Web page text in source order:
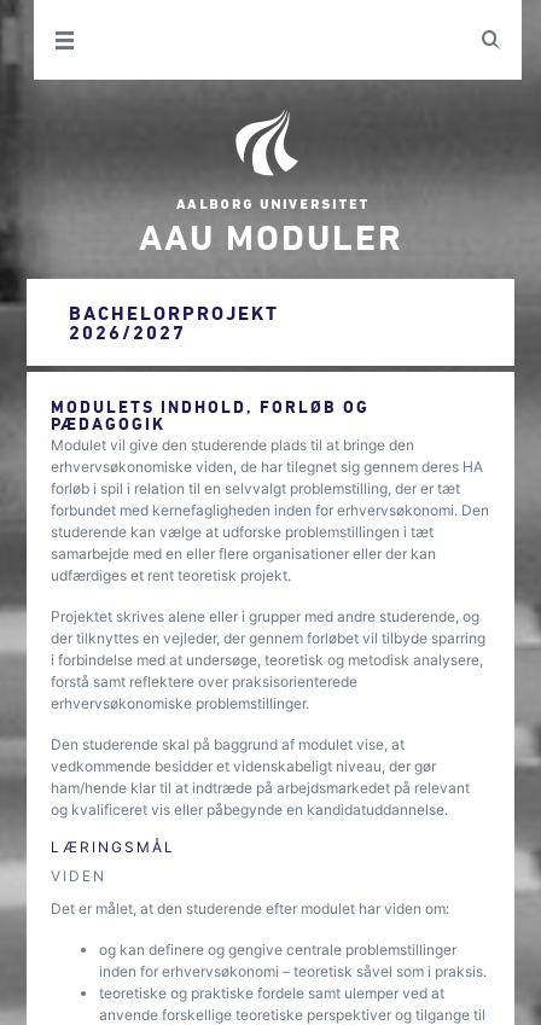
AAU MODULER
BACHELORPROJEKT
2026/2027
MODULETS INDHOLD, FORLØB OG
PÆDAGOGIK
Modulet vil give den studerende plads til at bringe den
erhvervsøkonomiske viden, de har tilegnet sig gennem deres HA
forløb i spil i relation til en selvvalgt problemstilling, der er tæt
forbundet med kernefagligheden inden for erhvervsøkonomi. Den
studerende kan vælge at udforske problemstillingen i tæt
samarbejde med en eller flere organisationer eller der kan
udfærdiges et rent teoretisk projekt.
Projektet skrives alene eller i grupper med andre studerende, og
der tilknyttes en vejleder, der gennem forløbet vil tilbyde sparring
i forbindelse med at undersøge, teoretisk og metodisk analysere,
forstå samt reflektere over praksisorienterede
erhvervsøkonomiske problemstillinger.
Den studerende skal på baggrund af modulet vise, at
vedkommende besidder et videnskabeligt niveau, der gør
ham/hende klar til at indtræde på arbejdsmarkedet på relevant
og kvalificeret vis eller påbegynde en kandidatuddannelse.
LÆRINGSMÅL
VIDEN
Det er målet, at den studerende efter modulet har viden om:
og kan definere og gengive centrale problemstillinger
inden for erhvervsøkonomi – teoretisk såvel som i praksis.
teoretiske og praktiske fordele samt ulemper ved at
anvende forskellige teoretiske perspektiver og tilgange til